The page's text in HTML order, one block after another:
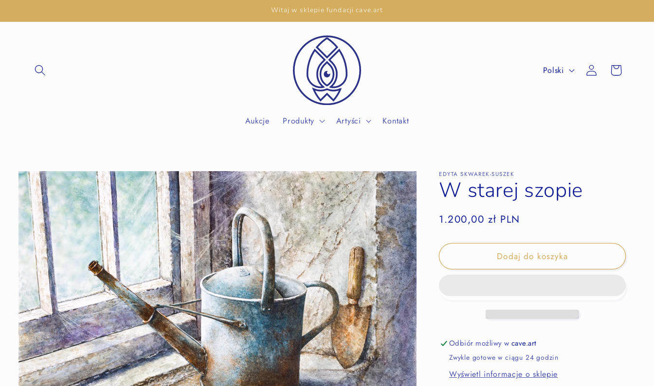
Witaj w sklepie fundacji cave.art
Aukcje Produkty Artyści Kontakt
Polski
Zaloguj
się
Koszyk
EDYTA SKWAREK-SUSZEK
W starej szopie
1.200,00 zł PLN
Dodaj do koszyka
Odbiór możliwy w cave.art
Zwykle gotowe w ciągu 24 godzin
Wyświetl informacje o sklepie